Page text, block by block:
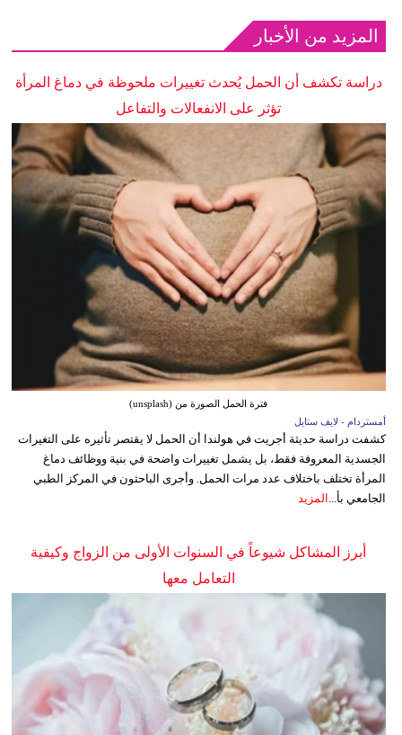
المزيد من الأخبار
دراسة تكشف أن الحمل يُحدث تغييرات ملحوظة في دماغ المرأة
تؤثر على الانفعالات والتفاعل
فترة الحمل الصورة من (unsplash)
أمستردام - لايف ستايل
كشفت دراسة حديثة أجريت في هولندا أن الحمل لا يقتصر تأثيره على التغيرات
الجسدية المعروفة فقط، بل يشمل تغييرات واضحة في بنية ووظائف دماغ
المرأة تختلف باختلاف عدد مرات الحمل. وأجرى الباحثون في المركز الطبي
الجامعي بأ... المزيد
أبرز المشاكل شيوعاً في السنوات الأولى من الزواج وكيفية
التعامل معها